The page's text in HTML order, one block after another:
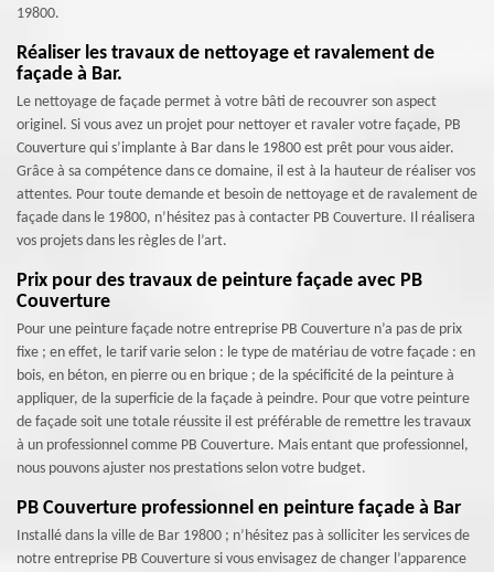
19800.
Réaliser les travaux de nettoyage et ravalement de
façade à Bar.
Le nettoyage de façade permet à votre bâti de recouvrer son aspect
originel. Si vous avez un projet pour nettoyer et ravaler votre façade, PB
Couverture qui s’implante à Bar dans le 19800 est prêt pour vous aider.
Grâce à sa compétence dans ce domaine, il est à la hauteur de réaliser vos
attentes. Pour toute demande et besoin de nettoyage et de ravalement de
façade dans le 19800, n’hésitez pas à contacter PB Couverture. Il réalisera
vos projets dans les règles de l’art.
Prix pour des travaux de peinture façade avec PB
Couverture
Pour une peinture façade notre entreprise PB Couverture n’a pas de prix
fixe ; en effet, le tarif varie selon : le type de matériau de votre façade : en
bois, en béton, en pierre ou en brique ; de la spécificité de la peinture à
appliquer, de la superficie de la façade à peindre. Pour que votre peinture
de façade soit une totale réussite il est préférable de remettre les travaux
à un professionnel comme PB Couverture. Mais entant que professionnel,
nous pouvons ajuster nos prestations selon votre budget.
PB Couverture professionnel en peinture façade à Bar
Installé dans la ville de Bar 19800 ; n’hésitez pas à solliciter les services de
notre entreprise PB Couverture si vous envisagez de changer l’apparence